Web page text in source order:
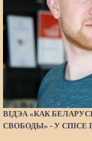
ВІДЭА «КАК
СВОБОДЫ» - У СПІСЕ